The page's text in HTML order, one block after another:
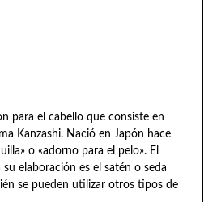
para el cabello que consiste en
Kanzashi. Nació en Japón hace
o «adorno para el pelo». El
elaboración es el satén o seda
se pueden utilizar otros tipos de